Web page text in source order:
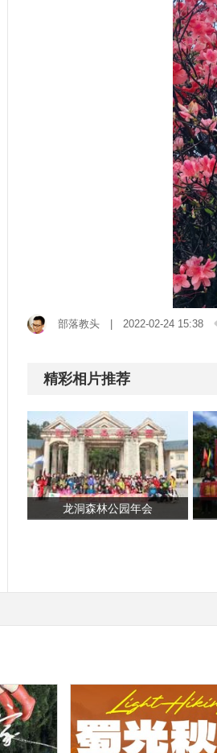
部落教头 | 2022-02-24 15:38
精彩相片推荐
龙洞森林公园年会